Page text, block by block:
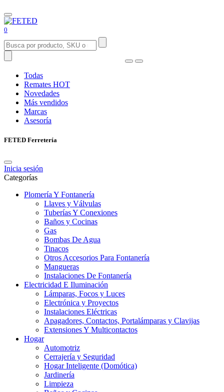
0
Todas
Remates HOT
Novedades
Más vendidos
Marcas
Asesoría
FETED Ferretería
Inicia sesión
Categorías
Plomería Y Fontanería
Llaves y Válvulas
Tuberías Y Conexiones
Baños y Cocinas
Gas
Bombas De Agua
Tinacos
Otros Accesorios Para Fontanería
Mangueras
Instalaciones De Fontanería
Electricidad E Iluminación
Lámparas, Focos y Luces
Electrónica y Proyectos
Instalaciones Eléctricas
Apagadores, Contactos, Portalámparas y Clavijas
Extensiones Y Multicontactos
Hogar
Automotriz
Cerrajería y Seguridad
Hogar Inteligente (Domótica)
Jardinería
Limpieza